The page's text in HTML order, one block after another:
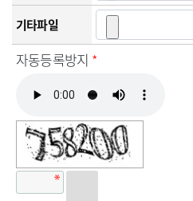
기타파일
자동등록방지 *